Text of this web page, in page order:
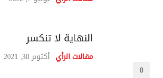
0
النهاية لا تنكسر
مقالات الرأي أكتوبر 30, 2021